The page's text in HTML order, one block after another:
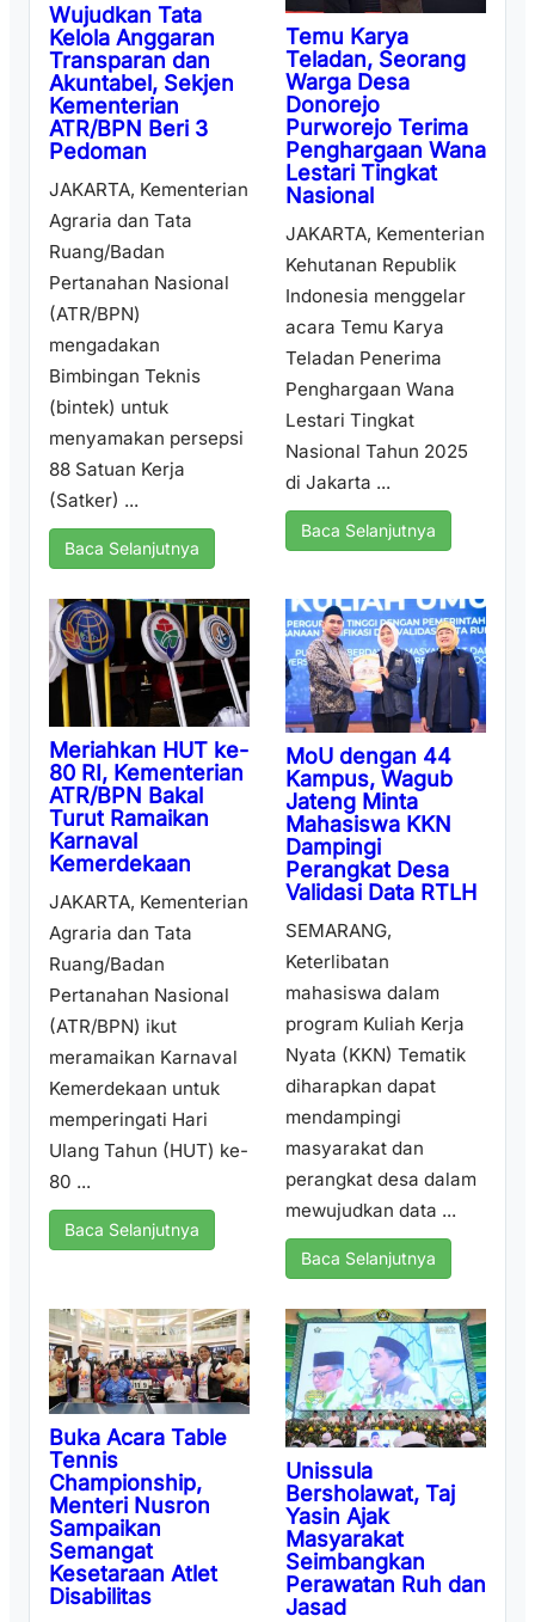
Wujudkan Tata
Kelola Anggaran
Transparan dan
Akuntabel, Sekjen
Kementerian
ATR/BPN Beri 3
Pedoman
JAKARTA, Kementerian
Agraria dan Tata
Ruang/Badan
Pertanahan Nasional
(ATR/BPN)
mengadakan
Bimbingan Teknis
(bintek) untuk
menyamakan persepsi
88 Satuan Kerja
(Satker) ...
Baca Selanjutnya
Temu Karya
Teladan, Seorang
Warga Desa
Donorejo
Purworejo Terima
Penghargaan Wana
Lestari Tingkat
Nasional
JAKARTA, Kementerian
Kehutanan Republik
Indonesia menggelar
acara Temu Karya
Teladan Penerima
Penghargaan Wana
Lestari Tingkat
Nasional Tahun 2025
di Jakarta ...
Baca Selanjutnya
Meriahkan HUT ke-
80 RI, Kementerian
ATR/BPN Bakal
Turut Ramaikan
Karnaval
Kemerdekaan
JAKARTA, Kementerian
Agraria dan Tata
Ruang/Badan
Pertanahan Nasional
(ATR/BPN) ikut
meramaikan Karnaval
Kemerdekaan untuk
memperingati Hari
Ulang Tahun (HUT) ke-
80 ...
Baca Selanjutnya
MoU dengan 44
Kampus, Wagub
Jateng Minta
Mahasiswa KKN
Dampingi
Perangkat Desa
Validasi Data RTLH
SEMARANG,
Keterlibatan
mahasiswa dalam
program Kuliah Kerja
Nyata (KKN) Tematik
diharapkan dapat
mendampingi
masyarakat dan
perangkat desa dalam
mewujudkan data ...
Baca Selanjutnya
Buka Acara Table
Tennis
Championship,
Menteri Nusron
Sampaikan
Semangat
Kesetaraan Atlet
Disabilitas
Unissula
Bersholawat, Taj
Yasin Ajak
Masyarakat
Seimbangkan
Perawatan Ruh dan
Jasad